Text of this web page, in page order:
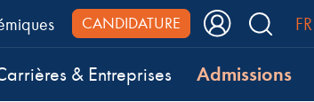
CANDIDATURE FR
& Entreprises Admissions